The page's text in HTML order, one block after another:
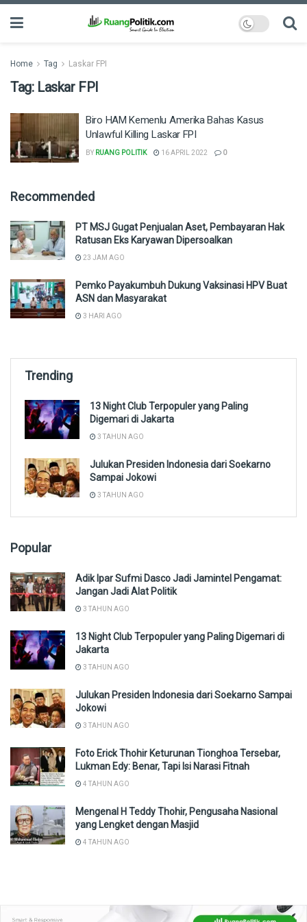
Home Tag Laskar FPI
Tag: Laskar FPI
Biro HAM Kemenlu Amerika Bahas Kasus
Unlawful Killing Laskar FPI
BY RUANG POLITIK 16 APRIL 2022 0
Recommended
PT MSJ Gugat Penjualan Aset, Pembayaran Hak
Ratusan Eks Karyawan Dipersoalkan
23 JAM AGO
Pemko Payakumbuh Dukung Vaksinasi HPV Buat
ASN dan Masyarakat
3 HARI AGO
Trending
13 Night Club Terpopuler yang Paling
Digemari di Jakarta
3 TAHUN AGO
Julukan Presiden Indonesia dari Soekarno
Sampai Jokowi
3 TAHUN AGO
Popular
Adik Ipar Sufmi Dasco Jadi Jamintel Pengamat:
Jangan Jadi Alat Politik
3 TAHUN AGO
13 Night Club Terpopuler yang Paling Digemari di
Jakarta
3 TAHUN AGO
Julukan Presiden Indonesia dari Soekarno Sampai
Jokowi
3 TAHUN AGO
Foto Erick Thohir Keturunan Tionghoa Tersebar,
Lukman Edy: Benar, Tapi Isi Narasi Fitnah
4 TAHUN AGO
Mengenal H Teddy Thohir, Pengusaha Nasional
yang Lengket dengan Masjid
4 TAHUN AGO